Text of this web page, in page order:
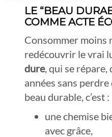
LE “BEAU
COMME ACTE
Consommer moins
redécouvrir le vrai
dure, qui se
années sans perdre
beau durable, c’est :
une chemise
avec grâce,